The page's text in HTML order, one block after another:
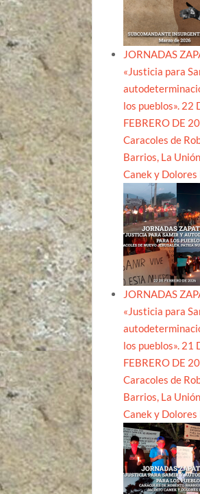
JORNADAS
«Justicia para
los pueblos». 22
FEBRERO DE
Caracoles de
Barrios, La
Canek y
JORNADAS
«Justicia para
los pueblos». 21
FEBRERO DE
Caracoles de
Barrios, La
Canek y